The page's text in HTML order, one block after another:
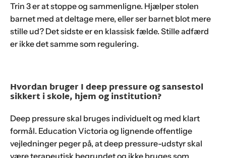
Trin 3 er at stoppe og sammenligne. Hjælper stolen
barnet med at deltage mere, eller ser barnet blot mere
stille ud? Det sidste er en klassisk fælde. Stille adfærd
er ikke det samme som regulering.
Hvordan bruger I deep pressure og sansestol
sikkert i skole, hjem og institution?
Deep pressure skal bruges individuelt og med klart
formål. Education Victoria og lignende offentlige
vejledninger peger på, at deep pressure-udstyr skal
være terapeutisk begrundet og ikke bruges som